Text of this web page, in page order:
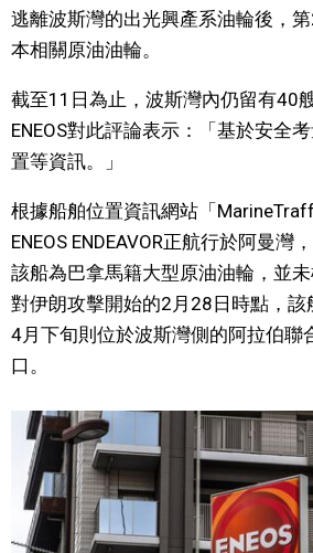
臺灣香港
更多
人物訪談
日本入門
政治外交
社會
財經
文化
逃離波斯灣的出光興產系油輪後，
本相關原油油輪。
截至11日為止，波斯灣內仍留有40
ENEOS對此評論表示：「基於安全
置等資訊。」
根據船舶位置資訊網站「
ENEOS ENDEAVOR正航行於阿曼灣
該船為巴拿馬籍大型原油油輪，並
對伊朗攻擊開始的2月28日時點，該
4月下旬則位於波斯灣側的阿拉伯聯
口。